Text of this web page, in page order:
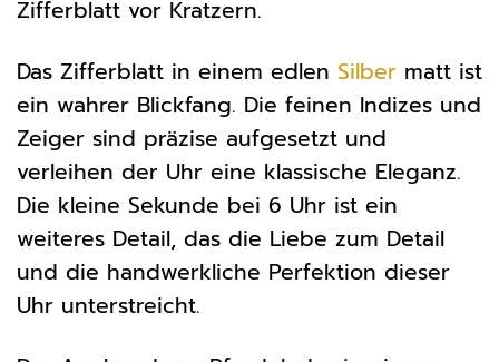
Zifferblatt vor Kratzern.
Das Zifferblatt in einem edlen Silber matt ist
ein wahrer Blickfang. Die feinen Indizes und
Zeiger sind präzise aufgesetzt und
verleihen der Uhr eine klassische Eleganz.
Die kleine Sekunde bei 6 Uhr ist ein
weiteres Detail, das die Liebe zum Detail
und die handwerkliche Perfektion dieser
Uhr unterstreicht.